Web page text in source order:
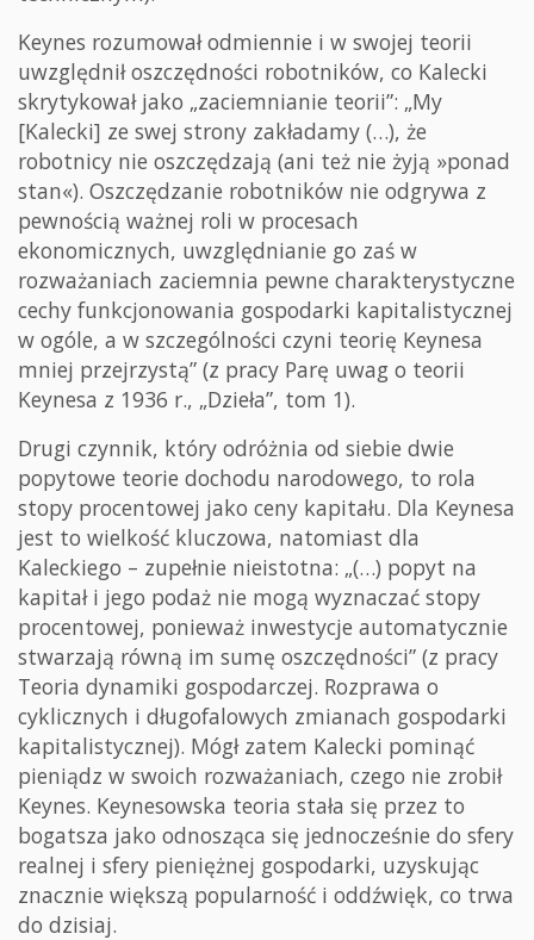
Keynes rozumował odmiennie i w swojej teorii
uwzględnił oszczędności robotników, co Kalecki
skrytykował jako „zaciemnianie teorii”: „My
[Kalecki] ze swej strony zakładamy (…), że
robotnicy nie oszczędzają (ani też nie żyją »ponad
stan«). Oszczędzanie robotników nie odgrywa z
pewnością ważnej roli w procesach
ekonomicznych, uwzględnianie go zaś w
rozważaniach zaciemnia pewne charakterystyczne
cechy funkcjonowania gospodarki kapitalistycznej
w ogóle, a w szczególności czyni teorię Keynesa
mniej przejrzystą” (z pracy Parę uwag o teorii
Keynesa z 1936 r., „Dzieła”, tom 1).
Drugi czynnik, który odróżnia od siebie dwie
popytowe teorie dochodu narodowego, to rola
stopy procentowej jako ceny kapitału. Dla Keynesa
jest to wielkość kluczowa, natomiast dla
Kaleckiego – zupełnie nieistotna: „(…) popyt na
kapitał i jego podaż nie mogą wyznaczać stopy
procentowej, ponieważ inwestycje automatycznie
stwarzają równą im sumę oszczędności” (z pracy
Teoria dynamiki gospodarczej. Rozprawa o
cyklicznych i długofalowych zmianach gospodarki
kapitalistycznej). Mógł zatem Kalecki pominąć
pieniądz w swoich rozważaniach, czego nie zrobił
Keynes. Keynesowska teoria stała się przez to
bogatsza jako odnosząca się jednocześnie do sfery
realnej i sfery pieniężnej gospodarki, uzyskując
znacznie większą popularność i oddźwięk, co trwa
do dzisiaj.